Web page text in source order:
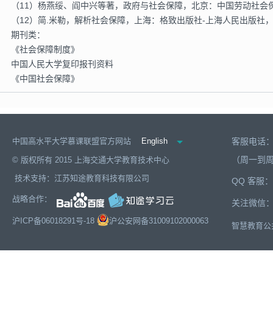
（11）杨燕绥、阎中兴等著，政府与社会保障，北京：中国劳动社会
（12）简.米勒，解析社会保障，上海：格致出版社-上海人民出版社
期刊类：
《社会保障制度》
中国人民大学复印报刊资料
《中国社会保障》
中国高水平大学慕课联盟官方网站 English
© 版权所有 2015 上海交通大学教育技术中心
技术支持： 江苏知途教育科技有限公司
战略合作：
沪ICP备06018291号-18 沪公安网备31009102000063
客服电话
（周一到
QQ 客服：
关注微信
智慧教育